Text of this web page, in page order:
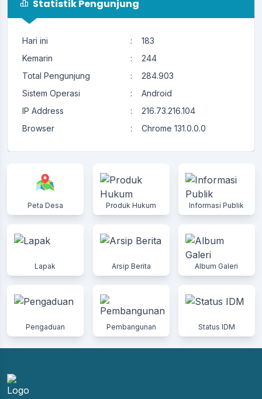
Statistik Pengunjung
Hari ini :
183
Kemarin
:
244
Total Pengunjung
:
284.903
Sistem Operasi
:
Android
IP Address
:
216.73.216.104
Browser
: Chrome 131.0.0.0
Peta Desa Produk Hukum Informasi Publik
Lapak Arsip Berita Album Galeri
Pengaduan Pembangunan Status IDM